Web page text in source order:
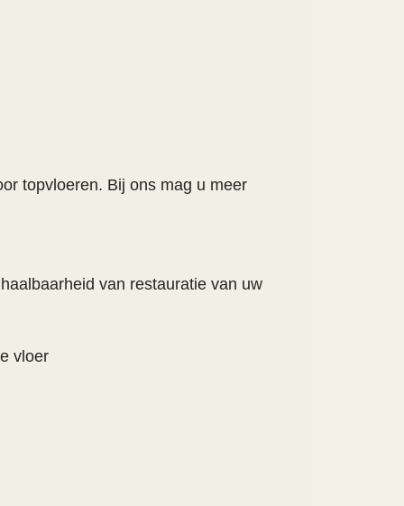
topvloeren. Bij ons mag u meer
van restauratie van uw
vloer